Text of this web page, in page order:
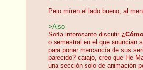
Pero míren el lado bueno, al
>Also
Sería interesante discutir
o semestral en el que anuncian
para poner mercancía de sus
parecido? carajo, creo que He-
una sección solo de animación